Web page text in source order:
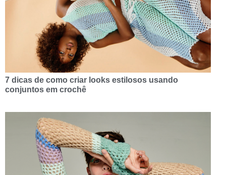
7 dicas de como criar looks estilosos usando
conjuntos em crochê